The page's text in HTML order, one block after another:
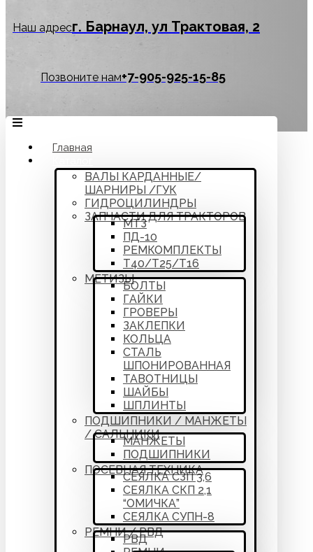
Наш адресг. Барнаул, ул Трактовая, 2
Позвоните нам‪+7-905-925-15-85
Главная
ВАЛЫ КАРДАННЫЕ/
ШАРНИРЫ /ГУК
ГИДРОЦИЛИНДРЫ
ЗАПЧАСТИ ДЛЯ ТРАКТОРОВ
МТЗ
ПД-10
РЕМКОМПЛЕКТЫ
Т40/Т25/Т16
МЕТИЗЫ
БОЛТЫ
ГАЙКИ
ГРОВЕРЫ
ЗАКЛЕПКИ
КОЛЬЦА
СТАЛЬ
ШПОНИРОВАННАЯ
ТАВОТНИЦЫ
ШАЙБЫ
ШПЛИНТЫ
ПОДШИПНИКИ / МАНЖЕТЫ
/ САЛЬНИКИ
МАНЖЕТЫ
ПОДШИПНИКИ
ПОСЕВНАЯ ТЕХНИКА
СЕЯЛКА СЗП 3,6
СЕЯЛКА СКП 2,1
“ОМИЧКА”
СЕЯЛКА СУПН-8
РЕМНИ / РВД
РВД